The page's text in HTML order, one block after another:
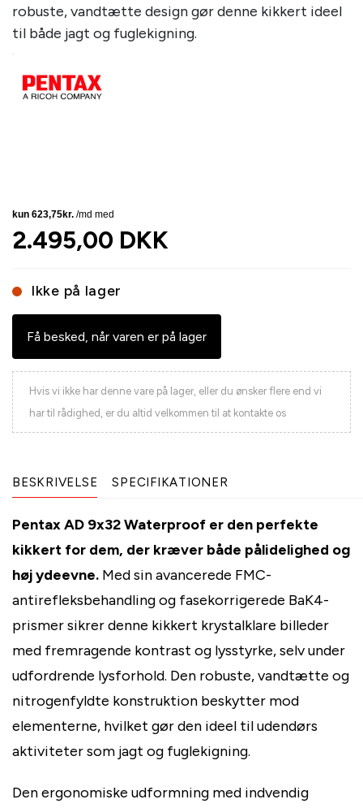
robuste, vandtætte design gør denne kikkert ideel
til både jagt og fuglekigning.
2.495,00 DKK
Ikke på lager
Få besked, når varen er på lager
Hvis vi ikke har denne vare på lager, eller du ønsker flere end vi
har til rådighed, er du altid velkommen til at kontakte os
BESKRIVELSE SPECIFIKATIONER
Pentax AD 9x32 Waterproof er den perfekte
kikkert for dem, der kræver både pålidelighed og
høj ydeevne. Med sin avancerede FMC-
antirefleksbehandling og fasekorrigerede BaK4-
prismer sikrer denne kikkert krystalklare billeder
med fremragende kontrast og lysstyrke, selv under
udfordrende lysforhold. Den robuste, vandtætte og
nitrogenfyldte konstruktion beskytter mod
elementerne, hvilket gør den ideel til udendørs
aktiviteter som jagt og fuglekigning.
Den ergonomiske udformning med indvendig